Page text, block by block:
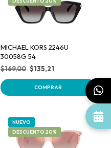
MICHAEL KORS 2246U
30058G 54
$169,00 $135,21
COMPRAR
DESCUENTO 20%
NUEVO